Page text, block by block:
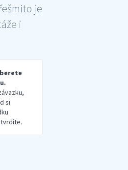
je
i
si